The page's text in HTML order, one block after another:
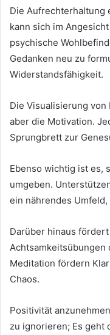
Die Aufrechterhaltung
kann sich im
psychische
Gedanken neu zu
Widerstandsfähigkeit.
Die Visualisierung
aber die Motivation.
Sprungbrett zur
Ebenso wichtig ist es,
umgeben.
ein nährendes
Darüber hinaus
Achtsamkeitsübungen
Meditation fördern
Chaos.
Positivität
zu ignorieren; Es geht